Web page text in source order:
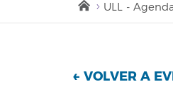
ULL -
← VOLVER A